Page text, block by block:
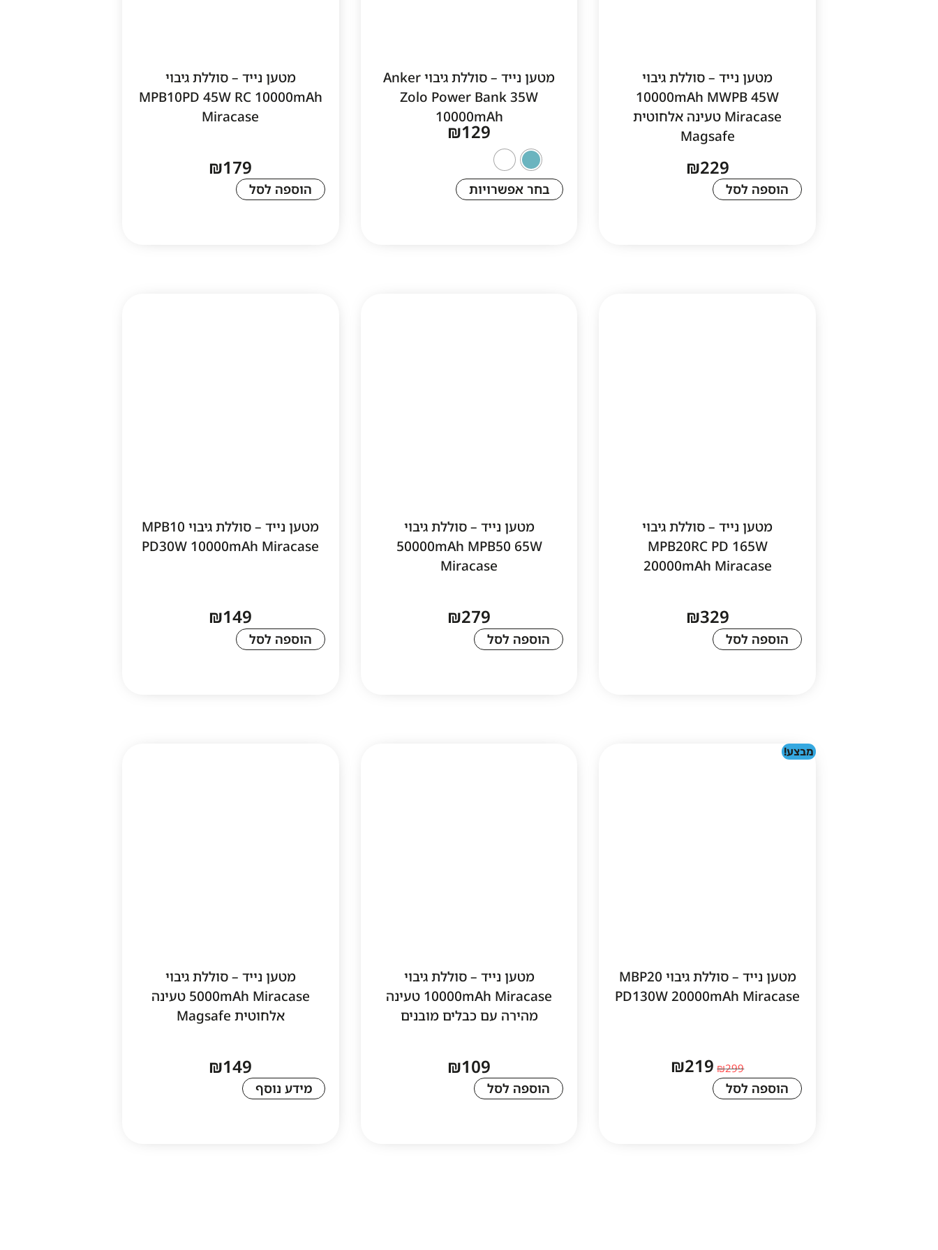
מטען נייד – סוללת גיבוי
10000mAh MWPB 45W
Miracase טעינה אלחוטית
Magsafe
₪229
הוספה לסל
מטען נייד – סוללת גיבוי Anker
Zolo Power Bank 35W
10000mAh
₪129
בחר אפשרויות
מטען נייד – סוללת גיבוי
MPB10PD 45W RC 10000mAh
Miracase
₪179
הוספה לסל
מטען נייד – סוללת גיבוי
MPB20RC PD 165W
20000mAh Miracase
₪329
הוספה לסל
מטען נייד – סוללת גיבוי
50000mAh MPB50 65W
Miracase
₪279
הוספה לסל
מטען נייד – סוללת גיבוי MPB10
PD30W 10000mAh Miracase
₪149
הוספה לסל
מטען נייד – סוללת גיבוי MBP20
PD130W 20000mAh Miracase
₪299
₪219
הוספה לסל
מבצע!
מטען נייד – סוללת גיבוי
10000mAh Miracase טעינה
מהירה עם כבלים מובנים
₪109
הוספה לסל
מטען נייד – סוללת גיבוי
5000mAh Miracase טעינה
אלחוטית Magsafe
₪149
מידע נוסף